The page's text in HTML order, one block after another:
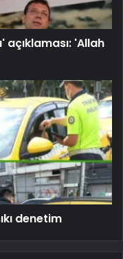
açıklaması: 'Allah
denetim